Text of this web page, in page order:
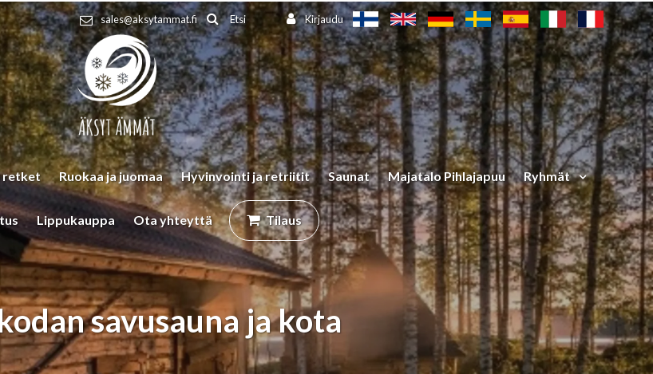
sales@aksytammat.fi Etsi Kirjaudu
retket Ruokaa ja juomaa Hyvinvointi ja retriitit Saunat Majatalo Pihlajapuu Ryhmät
Lippukauppa Ota yhteyttä Tilaus
savusauna ja kota